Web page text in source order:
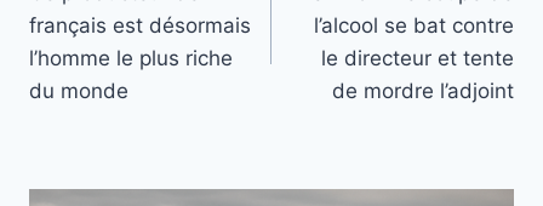
de
l’article
français est désormais
l’homme le plus riche
du monde
l’alcool se bat contre
le directeur et tente
de mordre l’adjoint